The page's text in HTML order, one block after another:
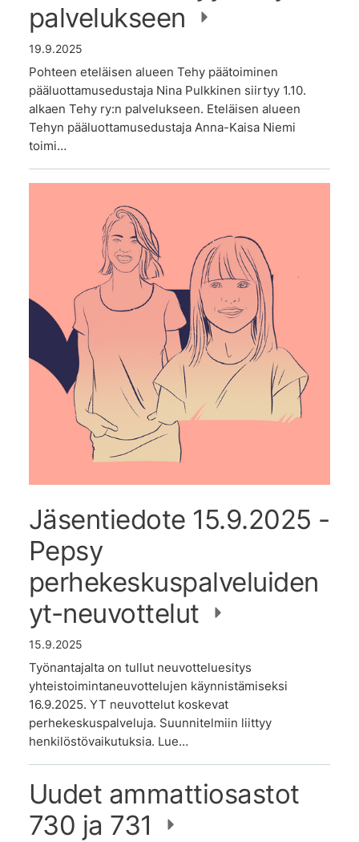
palvelukseen
19.9.2025
Pohteen eteläisen alueen Tehy päätoiminen
pääluottamusedustaja Nina Pulkkinen siirtyy 1.10.
alkaen Tehy ry:n palvelukseen. Eteläisen alueen
Tehyn pääluottamusedustaja Anna-Kaisa Niemi
toimi…
Jäsentiedote 15.9.2025 -
Pepsy
perhekeskuspalveluiden
yt-neuvottelut
15.9.2025
Työnantajalta on tullut neuvotteluesitys
yhteistoimintaneuvottelujen käynnistämiseksi
16.9.2025. YT neuvottelut koskevat
perhekeskuspalveluja. Suunnitelmiin liittyy
henkilöstövaikutuksia. Lue…
Uudet ammattiosastot
730 ja 731